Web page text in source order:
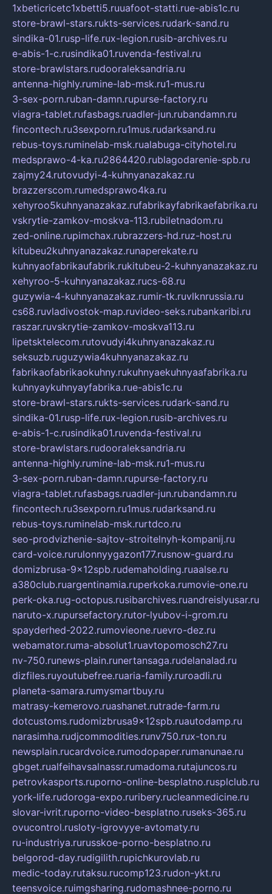
1xbeticricetc1xbetti5.ruuafoot-statti.rue-abis1c.ru
store-brawl-stars.rukts-services.rudark-sand.ru
sindika-01.rusp-life.rux-legion.rusib-archives.ru
e-abis-1-c.rusindika01.ruvenda-festival.ru
store-brawlstars.rudooraleksandria.ru
antenna-highly.rumine-lab-msk.ru1-mus.ru
3-sex-porn.ruban-damn.rupurse-factory.ru
viagra-tablet.rufasbags.ruadler-jun.rubandamn.ru
fincontech.ru3sexporn.ru1mus.rudarksand.ru
rebus-toys.ruminelab-msk.rualabuga-cityhotel.ru
medsprawo-4-ka.ru2864420.rublagodarenie-spb.ru
zajmy24.rutovudyi-4-kuhnyanazakaz.ru
brazzerscom.rumedsprawo4ka.ru
xehyroo5kuhnyanazakaz.rufabrikayfabrikaefabrika.ru
vskrytie-zamkov-moskva-113.rubiletnadom.ru
zed-online.rupimchax.rubrazzers-hd.ruz-host.ru
kitubeu2kuhnyanazakaz.runaperekate.ru
kuhnyaofabrikaufabrik.rukitubeu-2-kuhnyanazakaz.ru
xehyroo-5-kuhnyanazakaz.rucs-68.ru
guzywia-4-kuhnyanazakaz.rumir-tk.ruvlknrussia.ru
cs68.ruvladivostok-map.ruvideo-seks.rubankaribi.ru
raszar.ruvskrytie-zamkov-moskva113.ru
lipetsktelecom.rutovudyi4kuhnyanazakaz.ru
seksuzb.ruguzywia4kuhnyanazakaz.ru
fabrikaofabrikaokuhny.rukuhnyaekuhnyaafabrika.ru
kuhnyaykuhnyayfabrika.rue-abis1c.ru
store-brawl-stars.rukts-services.rudark-sand.ru
sindika-01.rusp-life.rux-legion.rusib-archives.ru
e-abis-1-c.rusindika01.ruvenda-festival.ru
store-brawlstars.rudooraleksandria.ru
antenna-highly.rumine-lab-msk.ru1-mus.ru
3-sex-porn.ruban-damn.rupurse-factory.ru
viagra-tablet.rufasbags.ruadler-jun.rubandamn.ru
fincontech.ru3sexporn.ru1mus.rudarksand.ru
rebus-toys.ruminelab-msk.rurtdco.ru
seo-prodvizhenie-sajtov-stroitelnyh-kompanij.ru
card-voice.rurulonnyygazon177.rusnow-guard.ru
domizbrusa-9x12spb.rudemaholding.ruaalse.ru
a380club.ruargentinamia.ruperkoka.rumovie-one.ru
perk-oka.rug-octopus.rusibarchives.ruandreislyusar.ru
naruto-x.rupursefactory.rutor-lyubov-i-grom.ru
spayderhed-2022.rumovieone.ruevro-dez.ru
webamator.ruma-absolut1.ruavtopomosch27.ru
nv-750.runews-plain.runertansaga.rudelanalad.ru
dizfiles.ruyoutubefree.ruaria-family.ruroadli.ru
planeta-samara.rumysmartbuy.ru
matrasy-kemerovo.ruashanet.rutrade-farm.ru
dotcustoms.rudomizbrusa9x12spb.ruautodamp.ru
narasimha.rudjcommodities.runv750.rux-ton.ru
newsplain.rucardvoice.rumodopaper.rumanunae.ru
gbget.rualfeihavsalnassr.rumadoma.rutajuncos.ru
petrovkasports.ruporno-online-besplatno.rusplclub.ru
york-life.rudoroga-expo.ruribery.rucleanmedicine.ru
slovar-ivrit.ruporno-video-besplatno.ruseks-365.ru
ovucontrol.rusloty-igrovyye-avtomaty.ru
ru-industriya.rurusskoe-porno-besplatno.ru
belgorod-day.rudigilith.rupichkurovlab.ru
medic-today.rutaksu.rucomp123.rudon-ykt.ru
teensvoice.ruimgsharing.rudomashnee-porno.ru